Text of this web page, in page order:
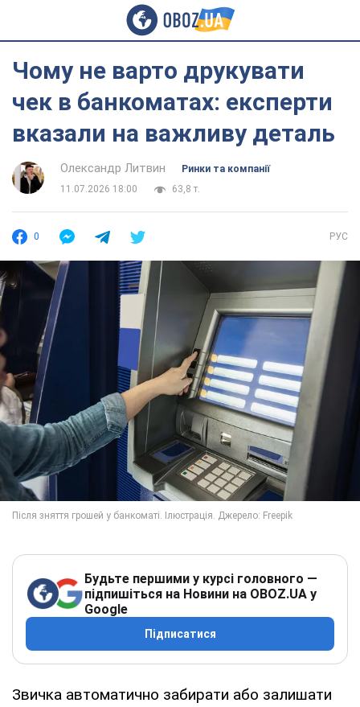
Чому не варто друкувати
чек в банкоматах: експерти
вказали на важливу деталь
Олександр Литвин
Ринки та компанії
11.07.2026 18:00
63,8 т.
0 РУС
Будьте першими у курсі головного —
підпишіться на Новини на OBOZ.UA у
Google
Підписатися
Звичка автоматично забирати або залишати